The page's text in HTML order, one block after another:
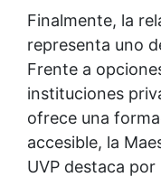
Finalmente, la
representa uno
Frente a
instituciones
ofrece una
accesible, la
UVP destaca